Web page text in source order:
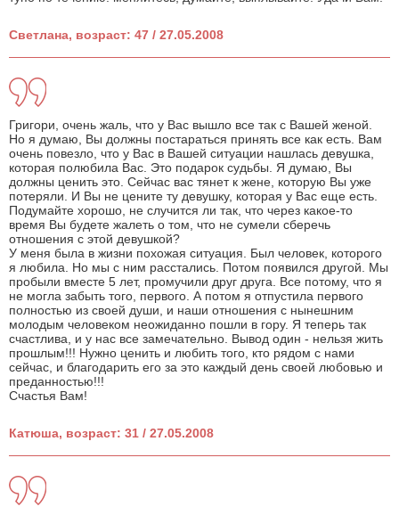
Светлана, возраст: 47 / 27.05.2008
Григори, очень жаль, что у Вас вышло все так с Вашей женой.
Но я думаю, Вы должны постараться принять все как есть. Вам
очень повезло, что у Вас в Вашей ситуации нашлась девушка,
которая полюбила Вас. Это подарок судьбы. Я думаю, Вы
должны ценить это. Сейчас вас тянет к жене, которую Вы уже
потеряли. И Вы не цените ту девушку, которая у Вас еще есть.
Подумайте хорошо, не случится ли так, что через какое-то
время Вы будете жалеть о том, что не сумели сберечь
отношения с этой девушкой?
У меня была в жизни похожая ситуация. Был человек, которого
я любила. Но мы с ним расстались. Потом появился другой. Мы
пробыли вместе 5 лет, промучили друг друга. Все потому, что я
не могла забыть того, первого. А потом я отпустила первого
полностью из своей души, и наши отношения с нынешним
молодым человеком неожиданно пошли в гору. Я теперь так
счастлива, и у нас все замечательно. Вывод один - нельзя жить
прошлым!!! Нужно ценить и любить того, кто рядом с нами
сейчас, и благодарить его за это каждый день своей любовью и
преданностью!!!
Счастья Вам!
Катюша, возраст: 31 / 27.05.2008